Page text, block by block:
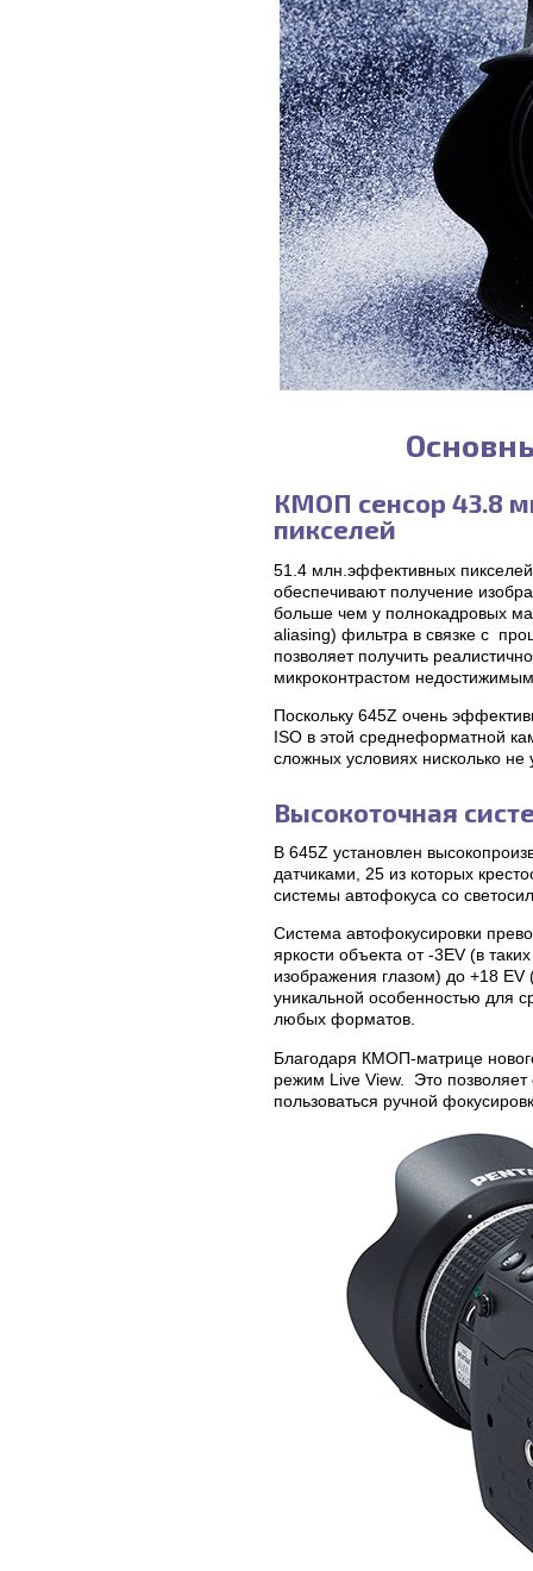
КМОП сенсор 43.8
пикселей
51.4 млн.эффективных
обеспечивают получение
больше чем у полнокадровых
aliasing) фильтра в связке с
позволяет получить
микроконтрастом
Поскольку 645Z очень
ISO в этой среднеформатной
сложных условиях нисколько
Высокоточная
В 645Z установлен
датчиками, 25 из которых
системы автофокуса со
Система автофокусировки
яркости объекта от -3EV (в
изображения глазом) до +18 EV
уникальной особенностью для
любых форматов.
Благодаря КМОП-матрице
режим Live View. Это
пользоваться ручной